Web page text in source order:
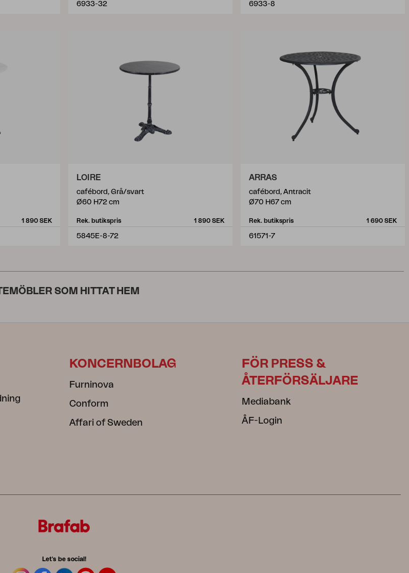
6933-32 6933-8
1 890 SEK
LOIRE
cafébord, Grå/svart
Ø60 H72 cm
Rek. butikspris 1 890 SEK
5845E-8-72
ARRAS
cafébord, Antracit
Ø70 H67 cm
Rek. butikspris 1 690 SEK
61571-7
SOM HITTAT HEM
KONCERNBOLAG
Furninova
Conform
Affari of Sweden
FÖR PRESS &
ÅTERFÖRSÄLJARE
Mediabank
ÅF-Login
Let's be social!